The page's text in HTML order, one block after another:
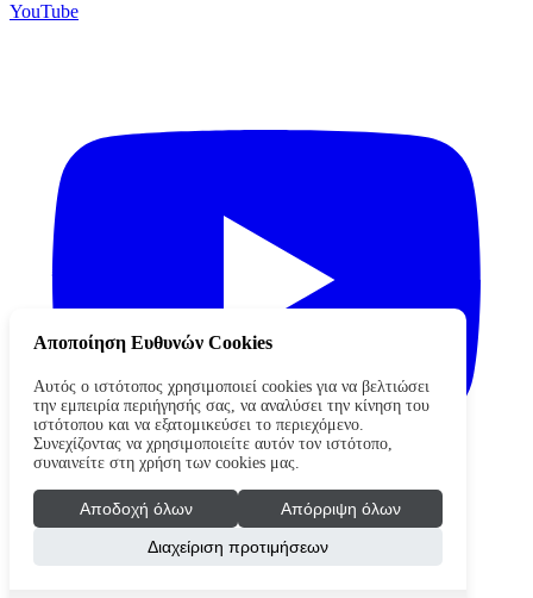
YouTube
Αποποίηση Ευθυνών Cookies
Αυτός ο ιστότοπος χρησιμοποιεί cookies για να βελτιώσει
την εμπειρία περιήγησής σας, να αναλύσει την κίνηση του
ιστότοπου και να εξατομικεύσει το περιεχόμενο.
Συνεχίζοντας να χρησιμοποιείτε αυτόν τον ιστότοπο,
συναινείτε στη χρήση των cookies μας.
Αποδοχή όλων
Απόρριψη όλων
Διαχείριση προτιμήσεων